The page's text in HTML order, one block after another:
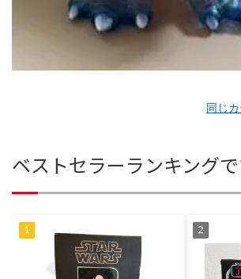
同じ
ベストセラーランキング